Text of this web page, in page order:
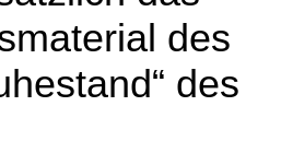
des
des